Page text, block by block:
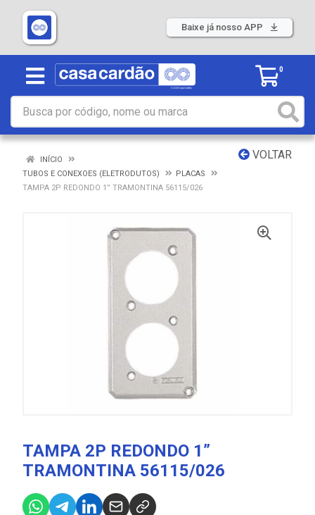
Baixe já nosso APP
0
VOLTAR
INÍCIO
TUBOS E CONEXOES (ELETRODUTOS)
PLACAS
TAMPA 2P REDONDO 1” TRAMONTINA 56115/026
TAMPA 2P REDONDO 1”
TRAMONTINA 56115/026